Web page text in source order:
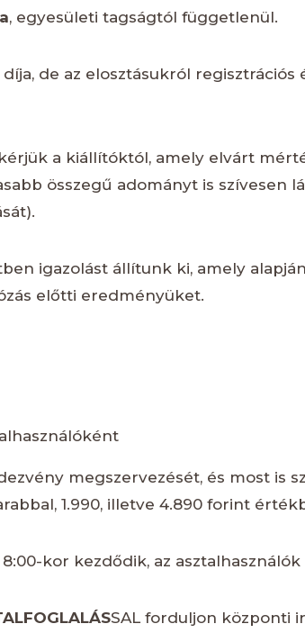
, egyesületi tagságtól függetlenül.
de az elosztásukról
a kiállítóktól, amely elvárt
összegű adományt is szívesen
igazolást állítunk ki, amely
előtti eredményüket.
megszervezését, és most is
1.990, illetve 4.890 forint
kor kezdődik, az
SAL forduljon központi